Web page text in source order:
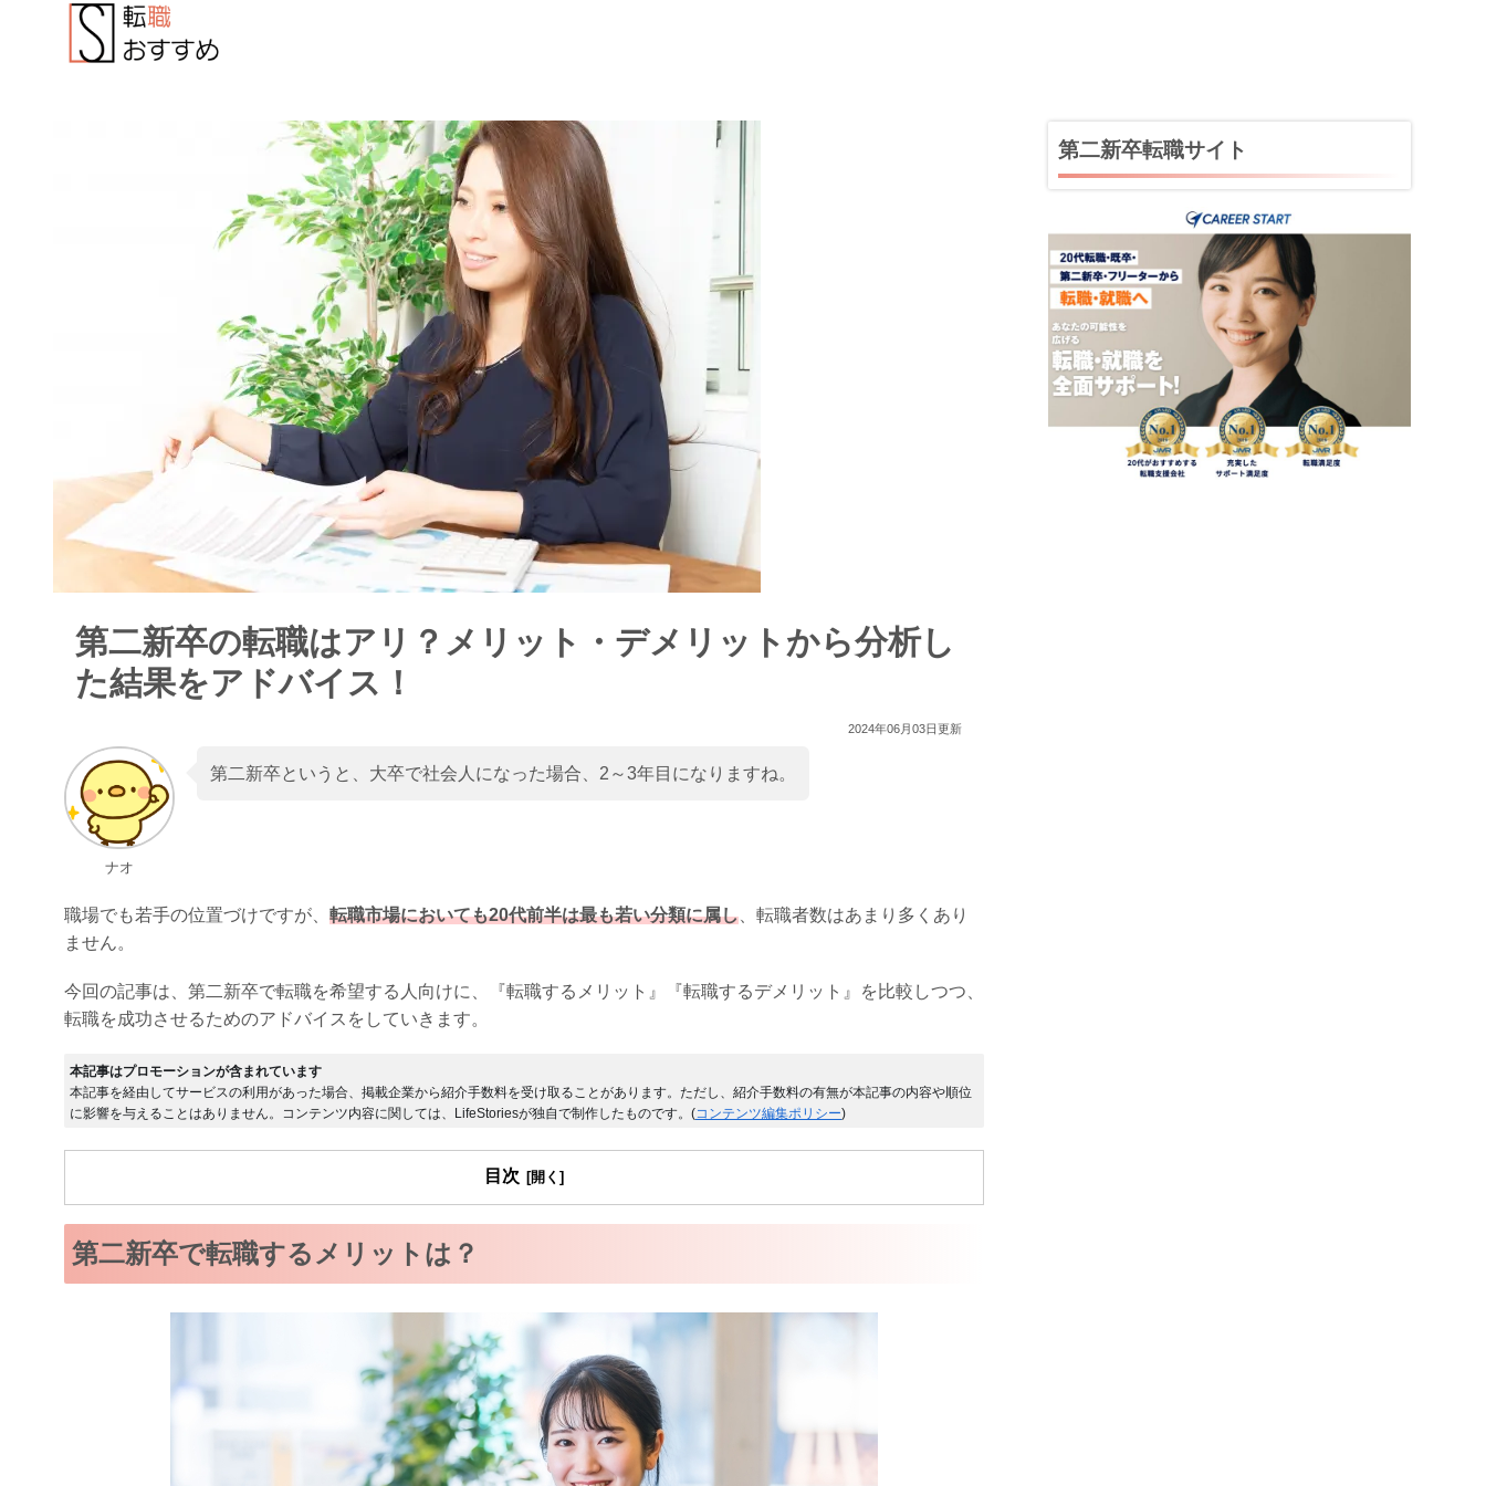
第二新卒の転職はアリ？メリット・デメリットから分析し
た結果をアドバイス！
2024年06月03日更新
ナオ
第二新卒というと、大卒で社会人になった場合、2～3年目になりますね。
職場でも若手の位置づけですが、 転職市場においても20代前半は最も若い分類に属し
転職者数はあまり多くあり
ません。
今回の記事は、第二新卒で転職を希望する人向けに、『転職するメリット』『転職するデメリット』を比較しつつ、
転職を成功させるためのアドバイスをしていきます。
本記事はプロモーションが含まれています
本記事を経由してサービスの利用があった場合、掲載企業から紹介手数料を受け取ることがあります。ただし、紹介手数料の有無が本記事の内容や順位
に影響を与えることはありません。コンテンツ内容に関しては、LifeStoriesが独自で制作したものです。(コンテンツ編集ポリシー)
目次
第二新卒で転職するメリットは？
第二新卒転職サイト